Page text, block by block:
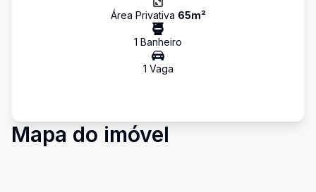
Área Privativa 65m²
1 Banheiro
1 Vaga
Mapa do imóvel